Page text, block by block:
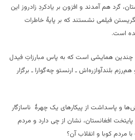
گرد هم آمدند و افزون بر یادکردِ زادروز این
فیلمی نشستند که بر پایۀ خاطرات
است.
چندین همایشی است که به پاس مبارزاتِ فیدل
بلندآوازره‌اش ـ ارنستو چه‌گوارا ـ برگزار
و پاسداشت از پیکارهای یک چهرۀ ناسازگار
افغانستان، نشان از چی دارد و مردم
مردم کوبا و انقلاب آن؟